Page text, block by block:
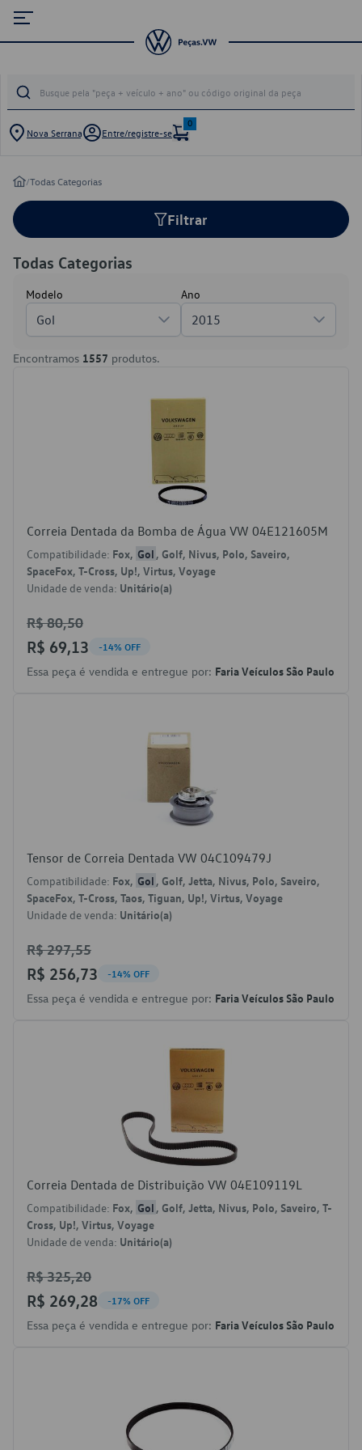
Nova Serrana Entre/registre-se
0
/Todas Categorias
Filtrar
Todas Categorias
Modelo
Gol
Ano
2015
Encontramos 1557 produtos.
Correia Dentada da Bomba de Água VW 04E121605M
Compatibilidade: Fox, Gol , Golf, Nivus, Polo, Saveiro,
SpaceFox, T-Cross, Up!, Virtus, Voyage
Unidade de venda: Unitário(a)
R$ 80,50
R$ 69,13 -14% OFF
Essa peça é vendida e entregue por: Faria Veículos São Paulo
Tensor de Correia Dentada VW 04C109479J
Compatibilidade: Fox, Gol , Golf, Jetta, Nivus, Polo, Saveiro,
SpaceFox, T-Cross, Taos, Tiguan, Up!, Virtus, Voyage
Unidade de venda: Unitário(a)
R$ 297,55
R$ 256,73 -14% OFF
Essa peça é vendida e entregue por: Faria Veículos São Paulo
Correia Dentada de Distribuição VW 04E109119L
Compatibilidade: Fox, Gol , Golf, Jetta, Nivus, Polo, Saveiro, T-
Cross, Up!, Virtus, Voyage
Unidade de venda: Unitário(a)
R$ 325,20
R$ 269,28 -17% OFF
Essa peça é vendida e entregue por: Faria Veículos São Paulo